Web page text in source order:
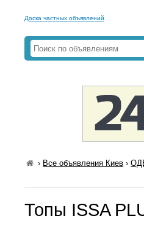
Доска частных объявлений
› Все объявления Киев ›
Топы ISSA